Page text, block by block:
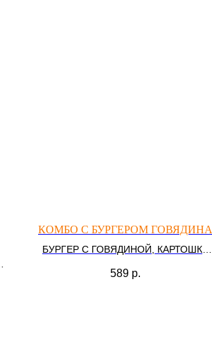
КОМБО С БУРГЕРОМ ГОВЯДИНА
БУРГЕР С ГОВЯДИНОЙ, КАРТОШКА
589 р.